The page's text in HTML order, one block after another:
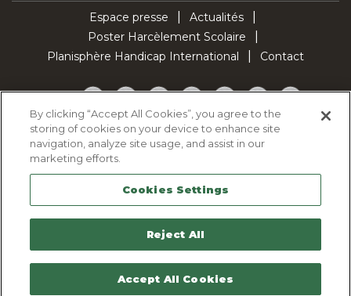
Espace presse
Actualités
Poster Harcèlement Scolaire
Planisphère Handicap International
Contact
Facebook
TwitterYouTubePinterestInstagramLinkedInTikTok
Politique d'utilisation des cookies
Politique de confidentialité
Mentions légales
Plan du site
Contactez-nous
By clicking “Accept All Cookies”, you agree to the
storing of cookies on your device to enhance site
navigation, analyze site usage, and assist in our
marketing efforts.
Cookies Settings
Reject All
Accept All Cookies